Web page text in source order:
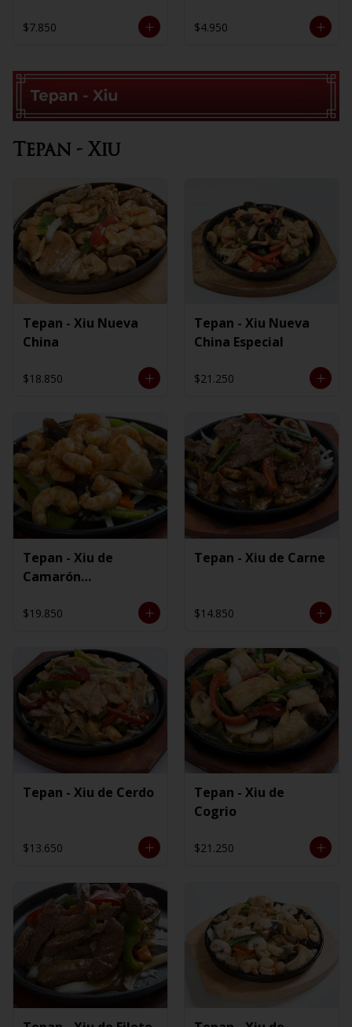
$7.850 $4.950
Tepan - Xiu
Tepan - Xiu Nueva
China
$18.850
Tepan - Xiu Nueva
China Especial
$21.250
Tepan - Xiu de
Camarón
$19.850
Tepan - Xiu de Carne
$14.850
Tepan - Xiu de Cerdo
$13.650
Tepan - Xiu de
Cogrio
$21.250